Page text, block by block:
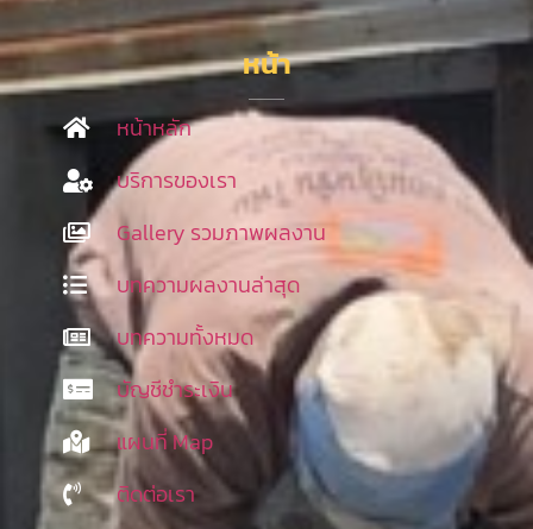
หน้า
หน้าหลัก
บริการของเรา
Gallery รวมภาพผลงาน
บทความผลงานล่าสุด
บทความทั้งหมด
บัญชีชำระเงิน
แผนที่ Map
ติดต่อเรา